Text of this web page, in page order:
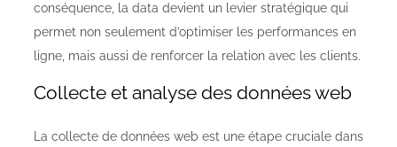
conséquence, la data devient un levier stratégique qui
permet non seulement d’optimiser les performances en
ligne, mais aussi de renforcer la relation avec les clients.
Collecte et analyse des données web
La collecte de données web est une étape cruciale dans